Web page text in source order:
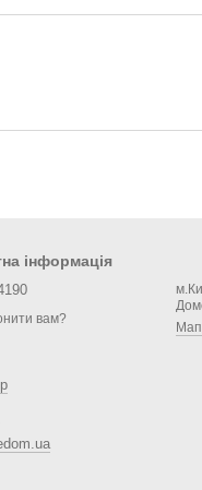
інформація
вам?